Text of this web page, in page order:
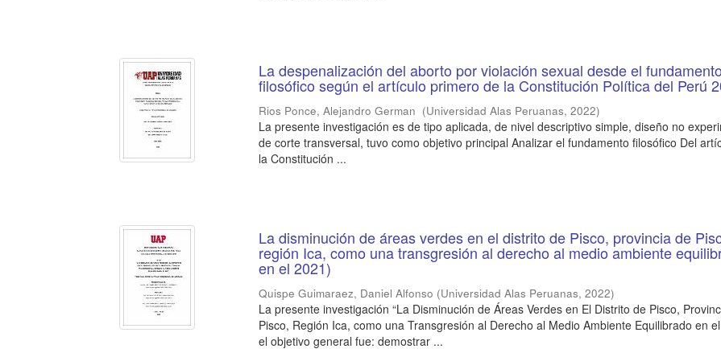
La despenalización del aborto por violación sexual desde el fundamento
filosófico según el artículo primero de la Constitución Política del Perú
Rios Ponce, Alejandro German (Universidad Alas Peruanas,2022)
La presente investigación es de tipo aplicada, de nivel descriptivo simple, diseño no
de corte transversal, tuvo como objetivo principal Analizar el fundamento filosófico Del
la Constitución ...
La disminución de áreas verdes en el distrito de Pisco, provincia de
región Ica, como una transgresión al derecho al medio ambiente
en el 2021)
Quispe Guimaraez, Daniel Alfonso (Universidad Alas Peruanas,2022)
La presente investigación “La Disminución de Áreas Verdes en El Distrito de Pisco,
Pisco, Región Ica, como una Transgresión al Derecho al Medio Ambiente Equilibrado en
el objetivo general fue: demostrar ...